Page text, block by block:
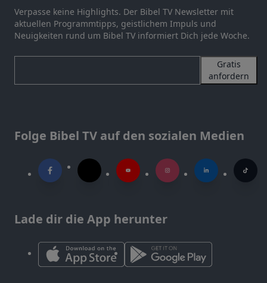
Verpasse keine Highlights. Der Bibel TV Newsletter mit
aktuellen Programmtipps, geistlichem Impuls und
Neuigkeiten rund um Bibel TV informiert Dich jede Woche.
Gratis
anfordern
Folge Bibel TV auf den sozialen Medien
Lade dir die App herunter